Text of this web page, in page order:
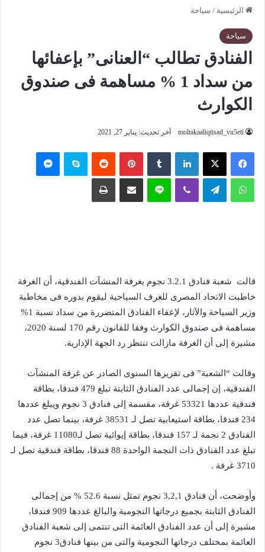
الرئيسية / سياحة
سياحة
الفنادق تطالب “العنانى” بإعفائها
من سداد 1 % مساهمة فى صندوق
الكوارث
moltakaaliqtisad_vu5eti آخر تحديث: يناير 27, 2021
فيسبوك ‫X لينكدإن بينتيريست سكايب
واتساب تيلقرام لاين
قالت شعبة فنادق 3.2.1 نجوم بغرفة المنشآت الفندقية، أن الغرفة
خاطبت الاتحاد المصرى للغرف السياحية ليقوم بدوره فى مخاطبة
وزير السياحة والآثار، لإعفاء الفنادق المتضررة من سداد نسبة 1%
مساهمة فى صندوق الكوارث وفقا للقانون رقم 170 لسنة 2020،
مشيرة إلى أن الغرفة مازالت تنتظر رد الجهة الإدارية.
وقالت “الشعبة” فى تقريرها السنوى الصادر عن غرفة المنشآت
الفندقية، إن إجمالى عدد الفنادق الثابتة تبلغ 479 فندقا، بطاقة
فندقية عددها 53321 غرفة، مقسمة إلى فنادق 3 نجوم ويبلغ عددها
234 فندقا، بطاقة استيعابية تصل لـ 38531 غرفة، بينما تصل عدد
الفنادق 2 نجمة لـ 157 فندقا، بطاقة إيوائية تصل لـ11080 غرفة، فيما
تبلغ عدد الفنادق ذات النجمة الواحدة 88 فندقا، بطاقة فندقية تصل لـ
3710 غرفة .
وأوضحت، أن فنادق 3,2,1 نجوم تمثل نسبة 52.6 % من إجمالى
الفنادق الثابتة بجميع درجاتها النجومية والبالغ عددها 909 فندقا،
مشيرة إلى أن عدد الفنادق العائمة التى تنتمى إلى شعبة الفنادق
العائمة بمختلف درجاتها النجومية والتى من بينها فنادق3 نجوم